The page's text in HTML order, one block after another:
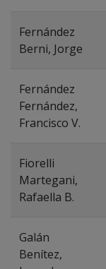
Fernández
Berni, Jorge
Fernández
Fernández,
Francisco V.
Fiorelli
Martegani,
Rafaella B.
Galán
Benítez,